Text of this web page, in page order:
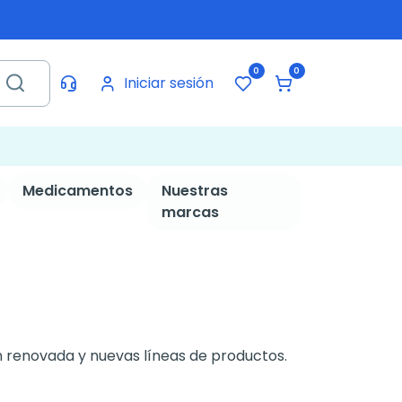
Iniciar sesión
0 0
Medicamentos
Nuestras
marcas
y nuevas líneas de productos.